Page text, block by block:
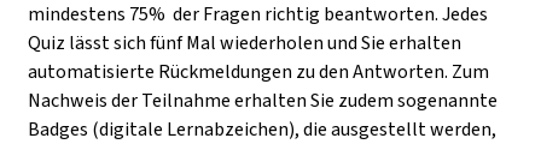
mindestens 75% der Fragen richtig beantworten. Jedes
Quiz lässt sich fünf Mal wiederholen und Sie erhalten
automatisierte Rückmeldungen zu den Antworten. Zum
Nachweis der Teilnahme erhalten Sie zudem sogenannte
Badges (digitale Lernabzeichen), die ausgestellt werden,